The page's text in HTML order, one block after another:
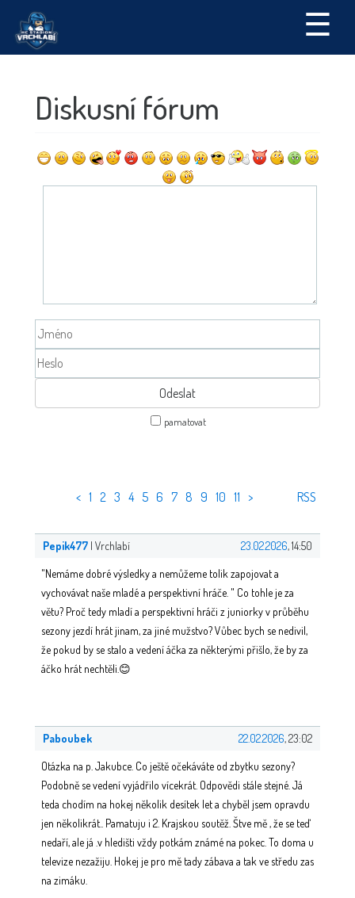
☰
Diskusní fórum
pamatovat
RSS
< 1 2 3 4 5 6 7 8 9 10 11 >
Pepik477 | Vrchlabí 23.02.2026, 14:50
"Nemáme dobré výsledky a nemůžeme tolik zapojovat a
vychovávat naše mladé a perspektivní hráče. " Co tohle je za
větu? Proč tedy mladí a perspektivní hráči z juniorky v průběhu
sezony jezdí hrát jinam, za jiné mužstvo? Vůbec bych se nedivil,
že pokud by se stalo a vedení áčka za některými přišlo, že by za
áčko hrát nechtěli.😊
Paboubek 22.02.2026, 23:02
Otázka na p. Jakubce. Co ještě očekáváte od zbytku sezony?
Podobně se vedení vyjádřilo vícekrát. Odpovědi stále stejné. Já
teda chodím na hokej několik desítek let a chyběl jsem opravdu
jen několikrát.. Pamatuju i 2. Krajskou soutěž. Štve mě , že se teď
nedaří, ale já .v hledišti vždy potkám známé na pokec. To doma u
televize nezažiju. Hokej je pro mě tady zábava a tak ve středu zas
na zimáku.